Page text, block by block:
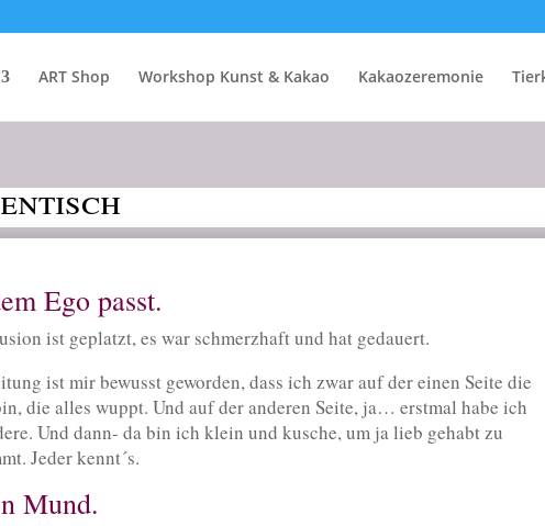
ART Shop Workshop Kunst & Kakao Kakaozeremonie
Ego passt.
ist geplatzt, es war schmerzhaft und hat gedauert.
ist mir bewusst geworden, dass ich zwar auf der einen Seite die
die alles wuppt. Und auf der anderen Seite, ja… erstmal habe ich
Und dann- da bin ich klein und kusche, um ja lieb gehabt zu
Jeder kennt´s.
Mund.